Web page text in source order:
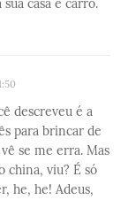
casa e carro.
descreveu é a
para brincar de
se me erra. Mas
china, viu? É só
he, he! Adeus,